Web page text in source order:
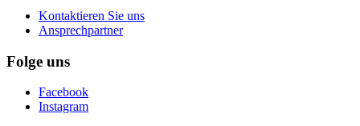
Kontaktieren Sie uns
Ansprechpartner
Folge uns
Facebook
Instagram